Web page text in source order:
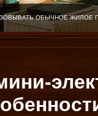
ОБЫЧНОЕ